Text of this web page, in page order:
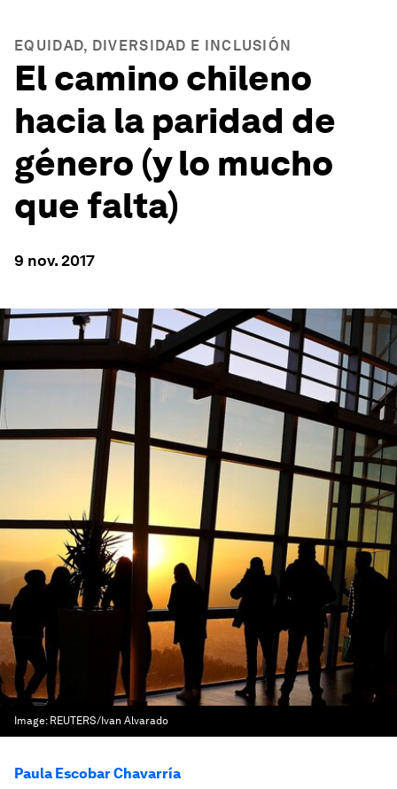
EQUIDAD, DIVERSIDAD E INCLUSIÓN
El camino chileno
hacia la paridad de
género (y lo mucho
que falta)
9 nov. 2017
Image: REUTERS/Ivan Alvarado
Paula Escobar Chavarría